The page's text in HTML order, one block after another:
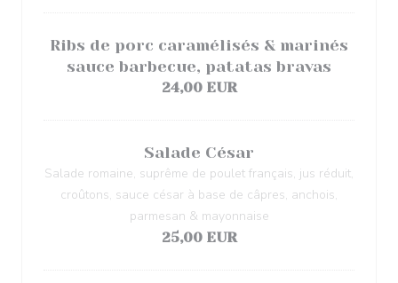
Ribs de porc caramélisés & marinés
sauce barbecue, patatas bravas
24,00 EUR
Salade César
Salade romaine, suprême de poulet français, jus réduit,
croûtons, sauce césar à base de câpres, anchois,
parmesan & mayonnaise
25,00 EUR